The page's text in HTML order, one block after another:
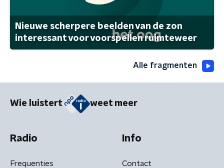
Nieuwe scherpere beelden van de zon
interessant voor voorspellen ruimteweer
Alle fragmenten
Wie luistert weet meer
Radio
Frequenties
Info
Contact